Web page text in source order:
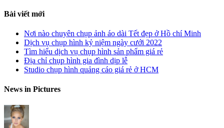
Bài viết mới
Nơi nào chuyên chụp ảnh áo dài Tết đẹp ở Hồ chí Minh
Dịch vụ chụp hình kỷ niệm ngày cưới 2022
Tìm hiểu dịch vụ chụp hình sản phẩm giá rẻ
Địa chỉ chụp hình gia đình dịp lễ
Studio chụp hình quảng cáo giá rẻ ở HCM
News in Pictures